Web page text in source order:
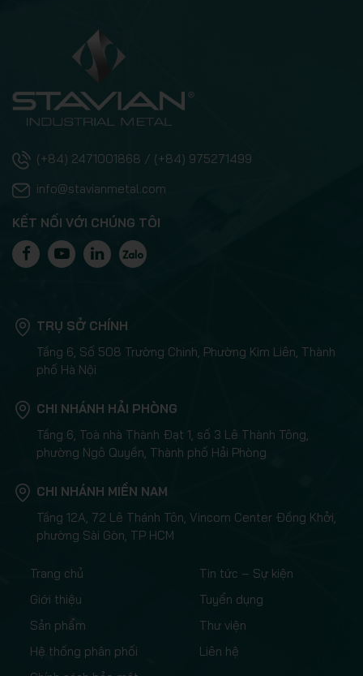
(+84) 2471001868 / (+84) 975271499
info@stavianmetal.com
KẾT NỐI VỚI CHÚNG TÔI
TRỤ SỞ CHÍNH
Tầng 6, Số 508 Trường Chinh, Phường Kim Liên, Thành
phố Hà Nội
CHI NHÁNH HẢI PHÒNG
Tầng 6, Toà nhà Thành Đạt 1, số 3 Lê Thành Tông,
phường Ngô Quyền, Thành phố Hải Phòng
CHI NHÁNH MIỀN NAM
Tầng 12A, 72 Lê Thánh Tôn, Vincom Center Đồng Khởi,
phường Sài Gòn, TP HCM
Trang chủ
Giới thiệu
Sản phẩm
Hệ thống phân phối
Tin tức – Sự kiện
Tuyển dụng
Thư viện
Liên hệ